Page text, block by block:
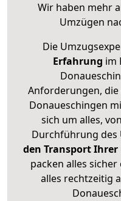
Wir haben mehr
Umzügen
Die
Erfahrung im
Anforderungen, die
Donaueschingen
sich um alles,
Durchführung des
den Transport
packen alles
alles rechtzeitig